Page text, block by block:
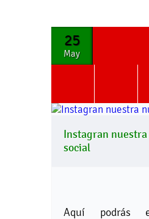
25
May
Instagran
social
Aquí podrás